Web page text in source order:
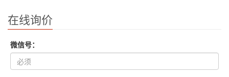
在线询价
微信号：